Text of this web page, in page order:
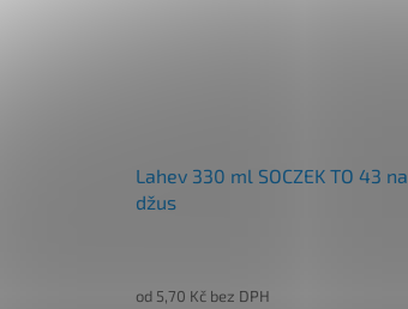
Lahev 330 ml SOCZEK TO 43 na
džus
od 5,70 Kč bez DPH